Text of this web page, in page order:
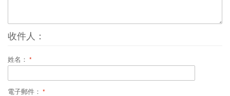
收件人：
姓名：
電子郵件：